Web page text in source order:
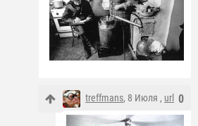
0
treffmans, 8 Июля , url